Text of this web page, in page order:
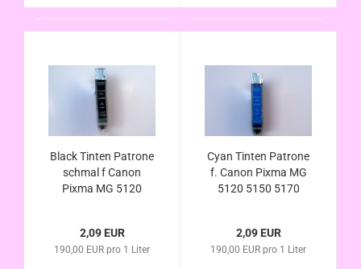
CLI-526
Black Tinten Patrone
schmal f Canon
Pixma MG 5120
6120 6150 6170
6250 8120 8150
2,09 EUR
190,00 EUR pro 1 Liter
Cyan Tinten Patrone
f. Canon Pixma MG
5120 5150 5170
6170 6250 8120
8150 8170 8240
2,09 EUR
190,00 EUR pro 1 Liter